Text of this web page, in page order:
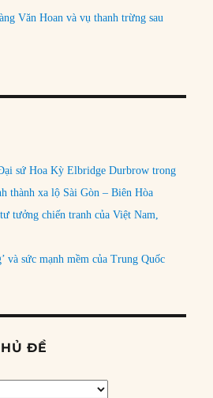
Văn Hoan và vụ thanh trừng sau
sứ Hoa Kỳ Elbridge Durbrow trong
thành xa lộ Sài Gòn – Biên Hòa
tưởng chiến tranh của Việt Nam,
và sức mạnh mềm của Trung Quốc
ĐỀ